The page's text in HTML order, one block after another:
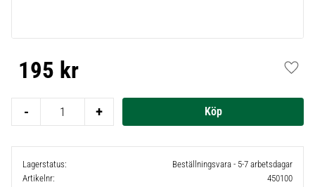
195 kr
+
-
Lagerstatus
Beställningsvara - 5-7 arbetsdagar
Artikelnr
450100